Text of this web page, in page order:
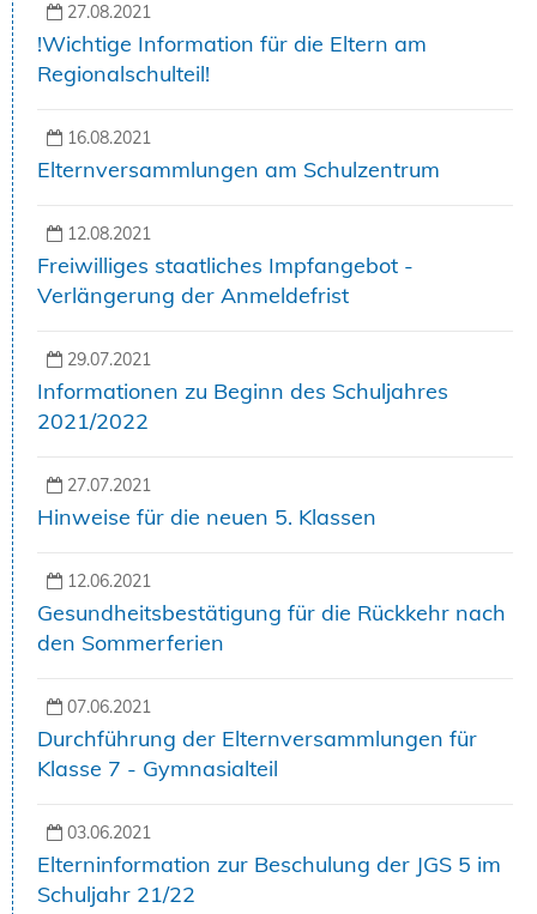
27.08.2021
!Wichtige Information für die Eltern am
Regionalschulteil!
16.08.2021
Elternversammlungen am Schulzentrum
12.08.2021
Freiwilliges staatliches Impfangebot -
Verlängerung der Anmeldefrist
29.07.2021
Informationen zu Beginn des Schuljahres
2021/2022
27.07.2021
Hinweise für die neuen 5. Klassen
12.06.2021
Gesundheitsbestätigung für die Rückkehr nach
den Sommerferien
07.06.2021
Durchführung der Elternversammlungen für
Klasse 7 - Gymnasialteil
03.06.2021
Elterninformation zur Beschulung der JGS 5 im
Schuljahr 21/22